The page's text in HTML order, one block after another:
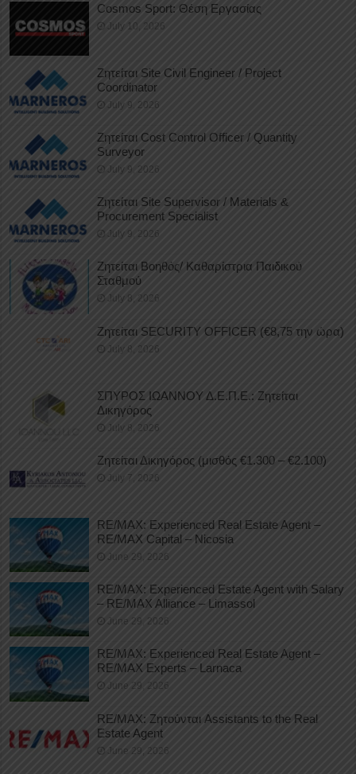
Cosmos Sport: Θέση Εργασίας
July 10, 2026
Ζητείται Site Civil Engineer / Project
Coordinator
July 9, 2026
Ζητείται Cost Control Officer / Quantity
Surveyor
July 9, 2026
Ζητείται Site Supervisor / Materials &
Procurement Specialist
July 9, 2026
Ζητείται Βοηθός/ Καθαρίστρια Παιδικού
Σταθμού
July 8, 2026
Ζητείται SECURITY OFFICER (€8,75 την ώρα)
July 8, 2026
ΣΠΥΡΟΣ ΙΩΑΝΝΟΥ Δ.Ε.Π.Ε.: Ζητείται
Δικηγόρος
July 8, 2026
Ζητείται Δικηγόρος (μισθός €1.300 – €2.100)
July 7, 2026
RE/MAX: Experienced Real Estate Agent –
RE/MAX Capital – Nicosia
June 29, 2026
RE/MAX: Experienced Estate Agent with Salary
– RE/MAX Alliance – Limassol
June 29, 2026
RE/MAX: Experienced Real Estate Agent –
RE/MAX Experts – Larnaca
June 29, 2026
RE/MAX: Ζητούνται Assistants to the Real
Estate Agent
June 29, 2026